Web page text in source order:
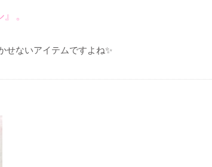
。
せないアイテムですよね✨